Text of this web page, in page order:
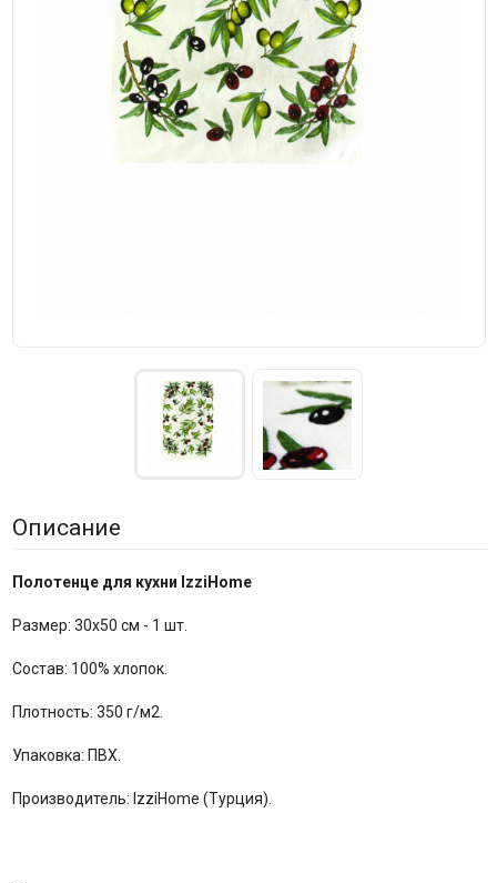
Описание
Полотенце для кухни IzziHome
Размер: 30х50 см - 1 шт.
Состав: 100% хлопок.
Плотность: 350 г/м2.
Упаковка: ПВХ.
Производитель: IzziHome (Турция).